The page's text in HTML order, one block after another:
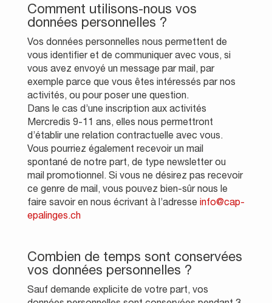
Comment utilisons-nous vos
données personnelles ?
Vos données personnelles nous permettent de
vous identifier et de communiquer avec vous, si
vous avez envoyé un message par mail, par
exemple parce que vous êtes intéressés par nos
activités, ou pour poser une question.
Dans le cas d’une inscription aux activités
Mercredis 9-11 ans, elles nous permettront
d’établir une relation contractuelle avec vous.
Vous pourriez également recevoir un mail
spontané de notre part, de type newsletter ou
mail promotionnel. Si vous ne désirez pas recevoir
ce genre de mail, vous pouvez bien-sûr nous le
faire savoir en nous écrivant à l’adresse info@cap-
epalinges.ch
Combien de temps sont conservées
vos données personnelles ?
Sauf demande explicite de votre part, vos